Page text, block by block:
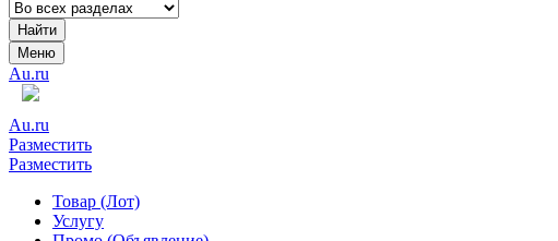
Найти
Меню
Au.ru
Au.ru
Разместить
Разместить
Товар (Лот)
Услугу